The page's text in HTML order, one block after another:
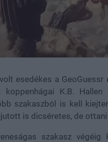
44.57%
esedékes a
koppenhágai K.B.
szakaszból is kell
is dicséretes, de
szakasz